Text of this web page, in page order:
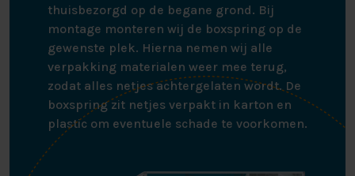
thuisbezorgd op de begane grond. Bij
montage monteren wij de boxspring op de
gewenste plek. Hierna nemen wij alle
verpakking materialen weer mee terug,
zodat alles netjes achtergelaten wordt. De
boxspring zit netjes verpakt in karton en
plastic om eventuele schade te voorkomen.